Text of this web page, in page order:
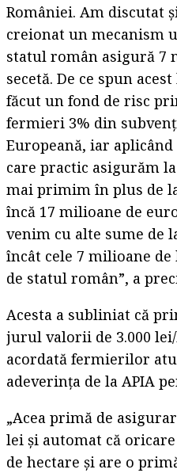
României. Am discutat
creionat un mecanism
statul român asigură 7
secetă. De ce spun
făcut un fond de risc
fermieri 3% din
Europeană, iar
care practic asigurăm
mai primim în plus de
încă 17 milioane de
venim cu alte sume de
încât cele 7 milioane
de statul român”, a
Acesta a subliniat că
jurul valorii de 3.000
acordată fermierilor
adeverinţa de la APIA
„Acea primă de
lei şi automat că
de hectare şi are o